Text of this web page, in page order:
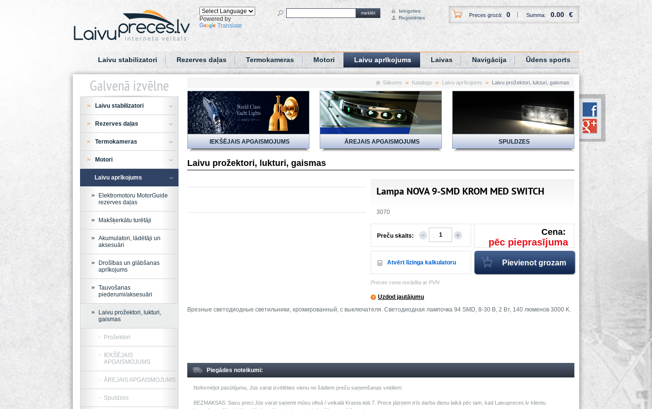
Powered by
Translate
meklēt
Ielogoties
Reģistrēties
Preces grozā: 0 Summa: 0.00 €
Laivu stabilizatori Rezerves daļas Termokameras Motori Laivu aprīkojums Laivas Navigācija Ūdens sports
Sākums Katalogs Laivu aprīkojums Laivu prožektori, lukturi, gaismas
IEKŠĒJAIS APGAISMOJUMS ĀREJAIS APGAISMOJUMS SPULDZES
Laivu prožektori, lukturi, gaismas
Lampa NOVA 9-SMD KROM MED SWITCH
3070
Preču skaits: Cena:
pēc pieprasījuma
Atvērt līzinga kalkulatoru
Preces cena norādīta ar PVN
Uzdod jautājumu
Врезные светодиодные светильники, хромированный, c выключателя. Светодиодная лампочка 94 SMD, 8-30 В, 2 Вт, 140 люменов 3000 K.
Piegādes noteikumi:
Noformējot pasūtījumu, Jūs varat izvēlēties vienu no šādiem preču saņemšanas veidiem:
BEZMAKSAS: Savu preci Jūs varat saņemt mūsu ofisā / veikalā Krasta ielā 7. Prece jāizņem trīs darba dienu laikā pēc tam, kad Laivupreces.lv klientu
Galvenā izvēlne
Laivu stabilizatori
Rezerves daļas
Termokameras
Motori
Laivu aprīkojums
Elektromotoru MotorGuide
rezerves daļas
Makšķerkātu turētāji
Akumulatori, lādētāji un
aksesuāri
Drošības un glābšanas
aprīkojums
Tauvošanas
piederumi/aksesuāri
Laivu prožektori, lukturi,
gaismas
Prožektori
IEKŠĒJAIS
APGAISMOJUMS
ĀREJAIS APGAISMOJUMS
Spuldzes